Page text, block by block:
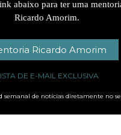
abaixo para ter uma
Ricardo Amorim.
Ricardo Amorim
DE E-MAIL EXCLUSIVA
semanal de notícias diretamente no